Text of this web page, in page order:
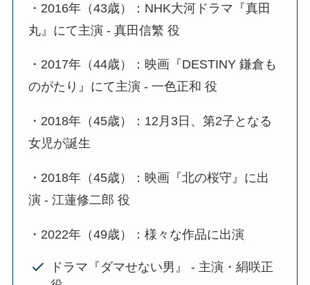
・2016年（43歳）：NHK大河ドラマ『真田
丸』にて主演 - 真田信繁 役
・2017年（44歳）：映画『DESTINY 鎌倉も
のがたり』にて主演 - 一色正和 役
・2018年（45歳）：12月3日、第2子となる
女児が誕生
・2018年（45歳）：映画『北の桜守』に出
演 - 江蓮修二郎 役
・2022年（49歳）：様々な作品に出演
ドラマ『ダマせない男』 - 主演・絹咲正